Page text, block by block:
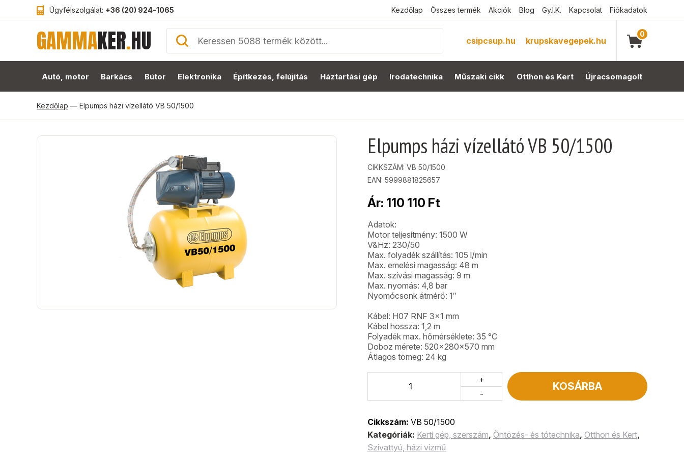
Ügyfélszolgálat: +36 (20) 924-1065 Kezdőlap Összes termék Akciók Blog Gy.I.K. Kapcsolat Fiókadatok
GAMMAKER.HU csipcsup.hu krupskavegepek.hu
0
Autó, motor Barkács Bútor Elektronika Építkezés, felújítás Háztartási gép Irodatechnika Műszaki cikk Otthon és Kert Újracsomagolt
Kezdőlap — Elpumps házi vízellátó VB 50/1500
Elpumps házi vízellátó VB 50/1500
CIKKSZÁM: VB 50/1500
EAN: 5999881825657
Ár: 110 110 Ft
Adatok:
Motor teljesítmény: 1500 W
V&Hz: 230/50
Max. folyadék szállítás: 105 l/min
Max. emelési magasság: 48 m
Max. szívási magasság: 9 m
Max. nyomás: 4,8 bar
Nyomócsonk átmérő: 1″
Kábel: H07 RNF 3×1 mm
Kábel hossza: 1,2 m
Folyadék max. hőmérséklete: 35 °C
Doboz mérete: 520x280x570 mm
Átlagos tömeg: 24 kg
-
+
KOSÁRBA
Cikkszám: VB 50/1500
Kategóriák: Kerti gép, szerszám, Öntözés- és tótechnika, Otthon és Kert,
Szivattyú, házi vízmű